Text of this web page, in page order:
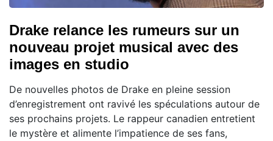
Drake relance les rumeurs sur un
nouveau projet musical avec des
images en studio
De nouvelles photos de Drake en pleine session
d’enregistrement ont ravivé les spéculations autour de
ses prochains projets. Le rappeur canadien entretient
le mystère et alimente l’impatience de ses fans,